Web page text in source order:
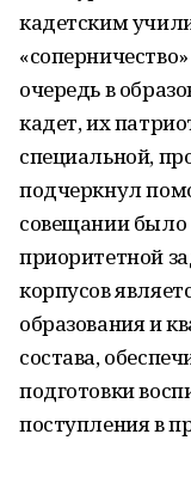
кадетским
очередь в
кадет, их
специальной,
подчеркнул
совещании было
приоритетной
корпусов
образования и
состава,
подготовки
поступления в